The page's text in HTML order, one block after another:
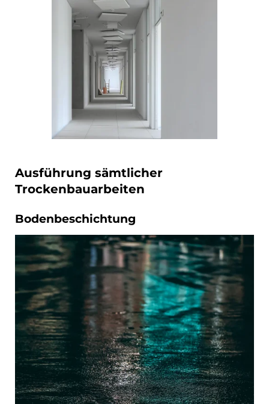
Ausführung sämtlicher
Trockenbauarbeiten
Bodenbeschichtung